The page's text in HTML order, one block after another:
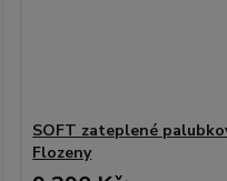
SOFT zateplené
Flozeny